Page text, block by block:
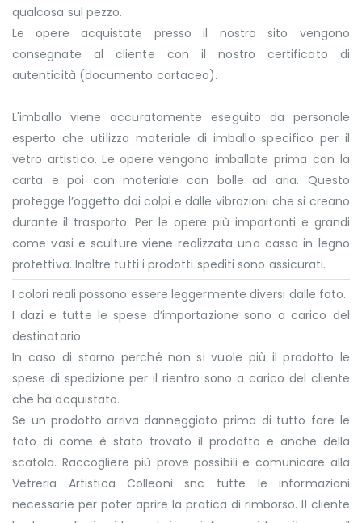
qualcosa sul pezzo.
Le opere acquistate presso il nostro sito vengono
consegnate al cliente con il nostro certificato di
autenticità (documento cartaceo).
L'imballo viene accuratamente eseguito da personale
esperto che utilizza materiale di imballo specifico per il
vetro artistico. Le opere vengono imballate prima con la
carta e poi con materiale con bolle ad aria. Questo
protegge l’oggetto dai colpi e dalle vibrazioni che si creano
durante il trasporto. Per le opere più importanti e grandi
come vasi e sculture viene realizzata una cassa in legno
protettiva. Inoltre tutti i prodotti spediti sono assicurati.
I colori reali possono essere leggermente diversi dalle foto.
I dazi e tutte le spese d’importazione sono a carico del
destinatario.
In caso di storno perché non si vuole più il prodotto le
spese di spedizione per il rientro sono a carico del cliente
che ha acquistato.
Se un prodotto arriva danneggiato prima di tutto fare le
foto di come è stato trovato il prodotto e anche della
scatola. Raccogliere più prove possibili e comunicare alla
Vetreria Artistica Colleoni snc tutte le informazioni
necessarie per poter aprire la pratica di rimborso. Il cliente